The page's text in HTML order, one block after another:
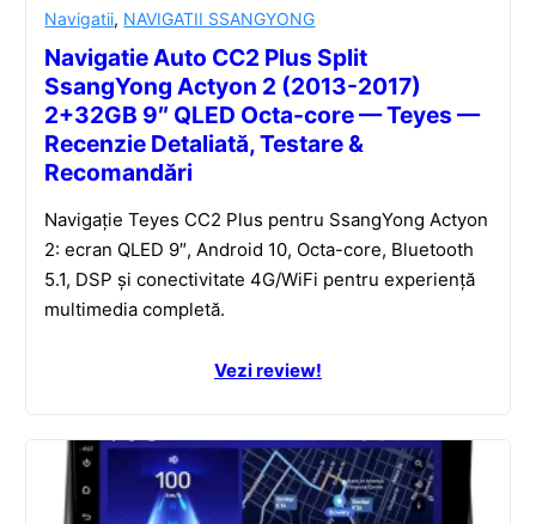
Navigatii, NAVIGATII SSANGYONG
Navigatie Auto CC2 Plus Split
SsangYong Actyon 2 (2013-2017)
2+32GB 9″ QLED Octa-core — Teyes —
Recenzie Detaliată, Testare &
Recomandări
Navigație Teyes CC2 Plus pentru SsangYong Actyon
2: ecran QLED 9″, Android 10, Octa-core, Bluetooth
5.1, DSP și conectivitate 4G/WiFi pentru experiență
multimedia completă.
Vezi review!